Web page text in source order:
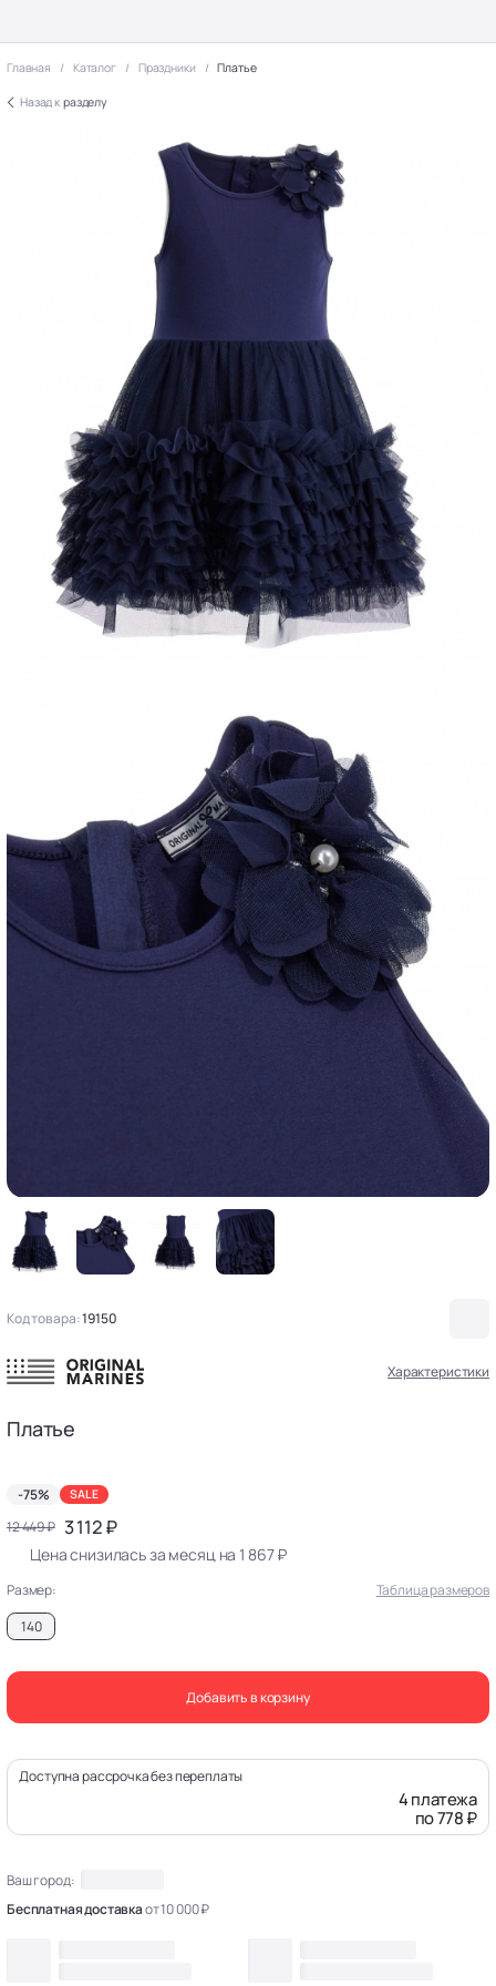
Главная Каталог Праздники Платье
Назад к разделу
Код товара:19150
Характеристики
Платье
-75% SALE
12 449 ₽ 3 112 ₽
Цена снизилась за месяц на 1 867 ₽
Размер:
Таблица размеров
140
Добавить в корзину
Доступна рассрочка без переплаты
4 платежа
по 778 ₽
Ваш город:
Бесплатная доставкаот 10 000 ₽